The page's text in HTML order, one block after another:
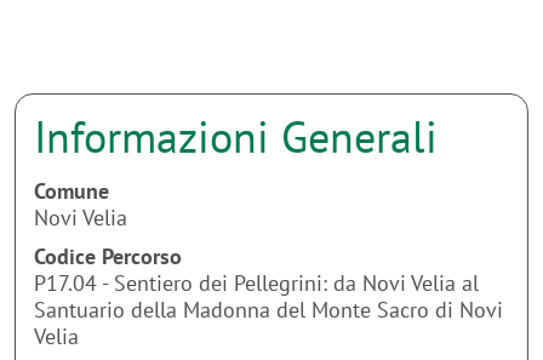
Informazioni Generali
Comune
Novi Velia
Codice Percorso
P17.04 - Sentiero dei Pellegrini: da Novi Velia al
Santuario della Madonna del Monte Sacro di Novi
Velia